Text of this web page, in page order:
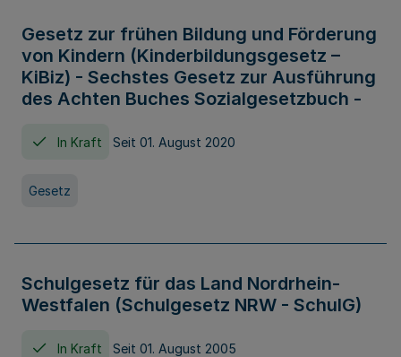
Gesetz zur frühen Bildung und Förderung
von Kindern (Kinderbildungsgesetz –
KiBiz) - Sechstes Gesetz zur Ausführung
des Achten Buches Sozialgesetzbuch -
In Kraft Seit 01. August 2020
Gesetz
Schulgesetz für das Land Nordrhein-
Westfalen (Schulgesetz NRW - SchulG)
In Kraft Seit 01. August 2005